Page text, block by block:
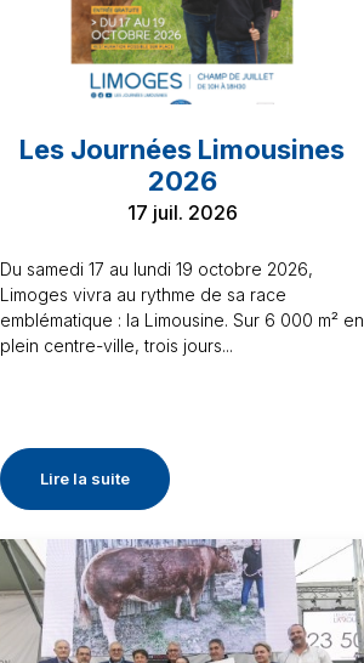
Les Journées Limousines
2026
17 juil. 2026
Du samedi 17 au lundi 19 octobre 2026,
Limoges vivra au rythme de sa race
emblématique : la Limousine. Sur 6 000 m² en
plein centre-ville, trois jours...
Lire la suite